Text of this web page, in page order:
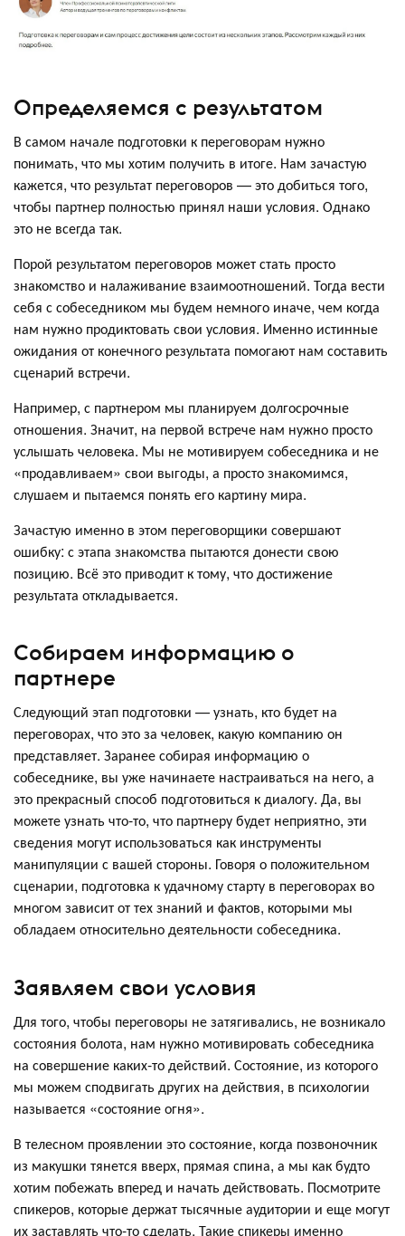
Определяемся с результатом
В самом начале подготовки к переговорам нужно
понимать, что мы хотим получить в итоге. Нам зачастую
кажется, что результат переговоров — это добиться того,
чтобы партнер полностью принял наши условия. Однако
это не всегда так.
Порой результатом переговоров может стать просто
знакомство и налаживание взаимоотношений. Тогда вести
себя с собеседником мы будем немного иначе, чем когда
нам нужно продиктовать свои условия. Именно истинные
ожидания от конечного результата помогают нам составить
сценарий встречи.
Например, с партнером мы планируем долгосрочные
отношения. Значит, на первой встрече нам нужно просто
услышать человека. Мы не мотивируем собеседника и не
«продавливаем» свои выгоды, а просто знакомимся,
слушаем и пытаемся понять его картину мира.
Зачастую именно в этом переговорщики совершают
ошибку: с этапа знакомства пытаются донести свою
позицию. Всё это приводит к тому, что достижение
результата откладывается.
Собираем информацию о
партнере
Следующий этап подготовки — узнать, кто будет на
переговорах, что это за человек, какую компанию он
представляет. Заранее собирая информацию о
собеседнике, вы уже начинаете настраиваться на него, а
это прекрасный способ подготовиться к диалогу. Да, вы
можете узнать что-то, что партнеру будет неприятно, эти
сведения могут использоваться как инструменты
манипуляции с вашей стороны. Говоря о положительном
сценарии, подготовка к удачному старту в переговорах во
многом зависит от тех знаний и фактов, которыми мы
обладаем относительно деятельности собеседника.
Заявляем свои условия
Для того, чтобы переговоры не затягивались, не возникало
состояния болота, нам нужно мотивировать собеседника
на совершение каких-то действий. Состояние, из которого
мы можем сподвигать других на действия, в психологии
называется «состояние огня».
В телесном проявлении это состояние, когда позвоночник
из макушки тянется вверх, прямая спина, а мы как будто
хотим побежать вперед и начать действовать. Посмотрите
спикеров, которые держат тысячные аудитории и еще могут
их заставлять что-то сделать. Такие спикеры именно